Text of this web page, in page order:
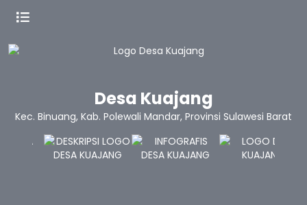
Desa Kuajang
Kec. Binuang, Kab. Polewali Mandar, Provinsi Sulawesi Barat